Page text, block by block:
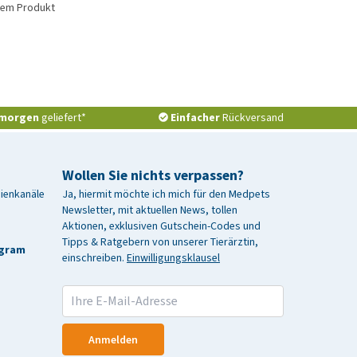
Produkt
geliefert* EinfacherRückversand
Wollen Sie nichts verpassen?
Ja, hiermit möchte ich mich für den Medpets
Newsletter, mit aktuellen News, tollen
Aktionen, exklusiven Gutschein-Codes und
Tipps & Ratgebern von unserer Tierärztin,
einschreiben. Einwilligungsklausel
Anmelden